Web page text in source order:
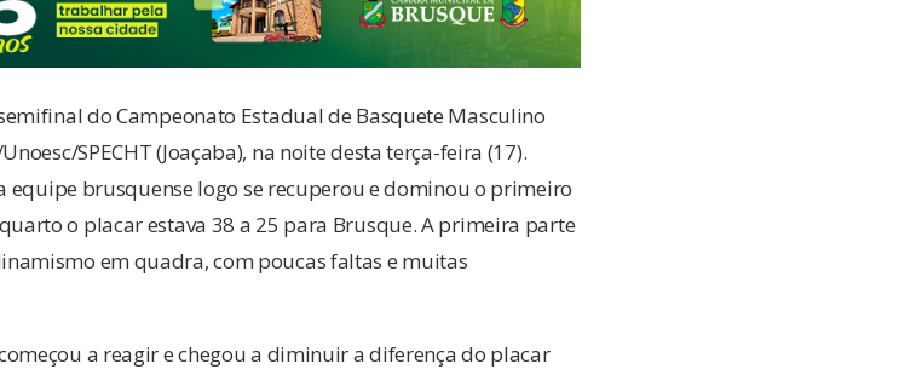
do Campeonato Estadual de Basquete Masculino
SPECHT (Joaçaba), na noite desta terça-feira (17).
equipe brusquense logo se recuperou e dominou o primeiro
o placar estava 38 a 25 para Brusque. A primeira parte
em quadra, com poucas faltas e muitas
a reagir e chegou a diminuir a diferença do placar